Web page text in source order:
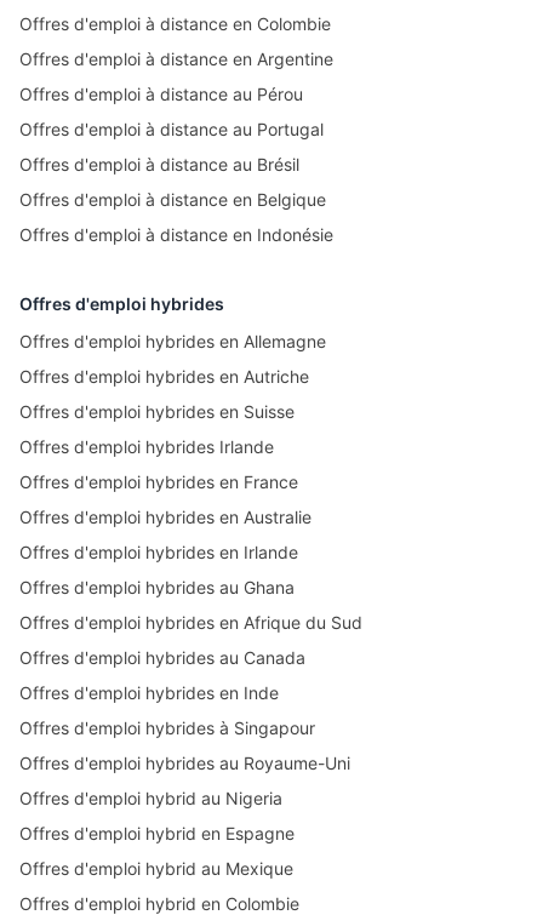
Offres d'emploi à distance en Colombie
Offres d'emploi à distance en Argentine
Offres d'emploi à distance au Pérou
Offres d'emploi à distance au Portugal
Offres d'emploi à distance au Brésil
Offres d'emploi à distance en Belgique
Offres d'emploi à distance en Indonésie
Offres d'emploi hybrides
Offres d'emploi hybrides en Allemagne
Offres d'emploi hybrides en Autriche
Offres d'emploi hybrides en Suisse
Offres d'emploi hybrides Irlande
Offres d'emploi hybrides en France
Offres d'emploi hybrides en Australie
Offres d'emploi hybrides en Irlande
Offres d'emploi hybrides au Ghana
Offres d'emploi hybrides en Afrique du Sud
Offres d'emploi hybrides au Canada
Offres d'emploi hybrides en Inde
Offres d'emploi hybrides à Singapour
Offres d'emploi hybrides au Royaume-Uni
Offres d'emploi hybrid au Nigeria
Offres d'emploi hybrid en Espagne
Offres d'emploi hybrid au Mexique
Offres d'emploi hybrid en Colombie